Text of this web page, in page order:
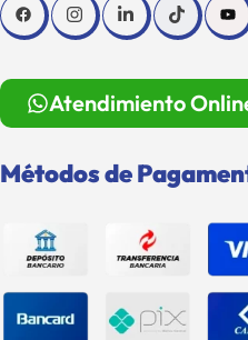
Atendimiento
Métodos de